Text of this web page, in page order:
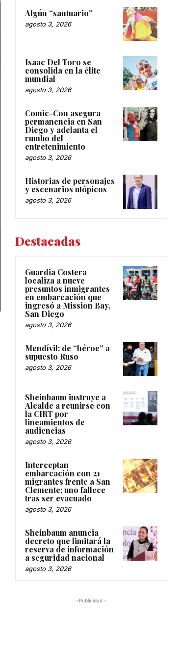
Algún “santuario”
agosto 3, 2026
Isaac Del Toro se
consolida en la élite
mundial
agosto 3, 2026
Comic-Con asegura
permanencia en San
Diego y adelanta el
rumbo del
entretenimiento
agosto 3, 2026
Historias de personajes
y escenarios utópicos
agosto 3, 2026
Destacadas
Guardia Costera
localiza a nueve
presuntos inmigrantes
en embarcación que
ingresó a Mission Bay,
San Diego
agosto 3, 2026
Mendívil: de “héroe” a
supuesto Ruso
agosto 3, 2026
Sheinbaum instruye a
Alcalde a reunirse con
la CIRT por
lineamientos de
audiencias
agosto 3, 2026
Interceptan
embarcación con 21
migrantes frente a San
Clemente; uno fallece
tras ser evacuado
agosto 3, 2026
Sheinbaum anuncia
decreto que limitará la
reserva de información
a seguridad nacional
agosto 3, 2026
-Publicidad -